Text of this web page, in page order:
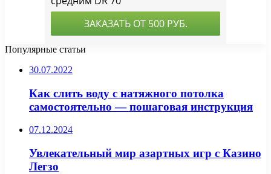
Популярные статьи
30.07.2022
Как слить воду с натяжного потолка
самостоятельно — пошаговая инструкция
07.12.2024
Увлекательный мир азартных игр с Казино
Легзо